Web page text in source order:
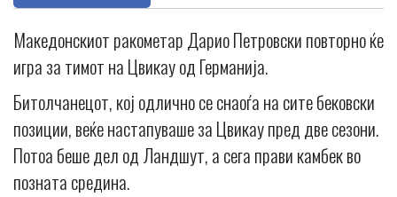
Македонскиот ракометар Дарио Петровски повторно ќе
игра за тимот на Цвикау од Германија.
Битолчанецот, кој одлично се снаоѓа на сите бековски
позиции, веќе настапуваше за Цвикау пред две сезони.
Потоа беше дел од Ландшут, а сега прави камбек во
позната средина.